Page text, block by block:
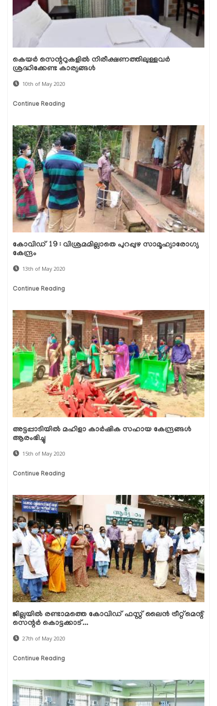
കെയര്‍ സെന്ററുകളില്‍ നിരീക്ഷണത്തിലുള്ളവര്‍
ശ്രദ്ധിക്കേണ്ട കാര്യങ്ങള്‍
10th of May 2020
Continue Reading
കോവിഡ് 19 : വിശ്രമമില്ലാതെ പുറപ്പുഴ സാമൂഹ്യാരോഗ്യ
കേന്ദ്രം
13th of May 2020
Continue Reading
അട്ടപ്പാടിയില്‍ മഹിളാ കാര്‍ഷിക സഹായ കേന്ദ്രങ്ങള്‍
ആരംഭിച്ചു
15th of May 2020
Continue Reading
ജില്ലയില്‍ രണ്ടാമത്തെ കോവിഡ് ഫസ്റ്റ് ലൈന്‍ ട്രീറ്റ്‌മെന്റ്
സെന്റര്‍ കൊട്ടക്കാട്...
27th of May 2020
Continue Reading